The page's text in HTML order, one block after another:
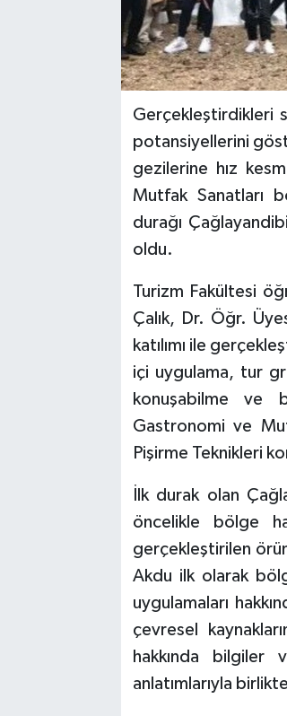
Gerçekleştirdikleri
potansiyellerini
gezilerine hız
Mutfak Sanatları
durağı
oldu.
Turizm Fakültesi
Çalık, Dr. Öğr.
katılımı ile
içi uygulama, tur
konuşabilme ve
Gastronomi ve
Pişirme Teknikleri
İlk durak olan
öncelikle bölge
gerçekleştirilen
Akdu ilk olarak
uygulamaları
çevresel
hakkında bilgiler
anlatımlarıyla